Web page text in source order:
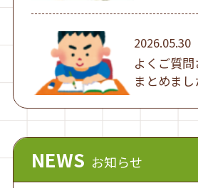
2026.05.30
よくご質
まとめま
NEWS お知らせ